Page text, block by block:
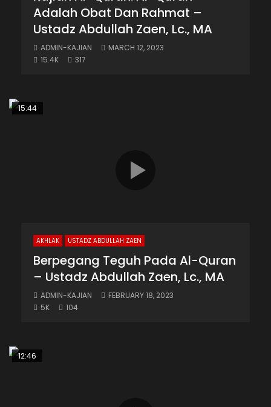
Adalah Obat Dan Rahmat –
Ustadz Abdullah Zaen, Lc., MA
ADMIN-KAJIAN
MARCH 12, 2023
15.4K
317
15:44
AKHLAK USTADZ ABDULLAH ZAEN
Berpegang Teguh Pada Al-Quran
– Ustadz Abdullah Zaen, Lc., MA
ADMIN-KAJIAN
FEBRUARY 18, 2023
5K
104
12:46